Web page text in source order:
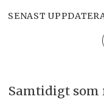
SENAST
Samtidigt som